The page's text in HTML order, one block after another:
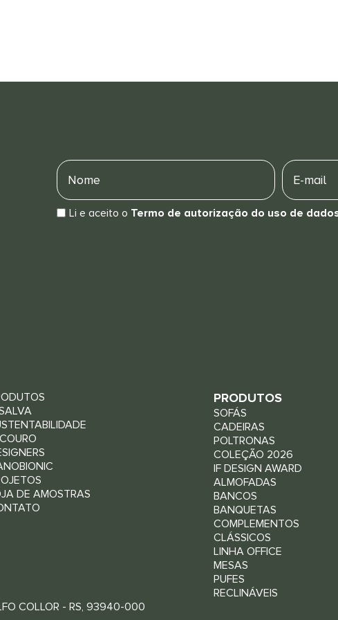
Nome
E-
mail
Li e aceito o Termo de autorização do uso de
DE AMOSTRAS
PRODUTOS
SOFÁS
CADEIRAS
POLTRONAS
COLEÇÃO 2026
IF DESIGN AWARD
ALMOFADAS
BANCOS
BANQUETAS
COMPLEMENTOS
CLÁSSICOS
LINHA OFFICE
MESAS
PUFES
RECLINÁVEIS
COLLOR - RS, 93940-000